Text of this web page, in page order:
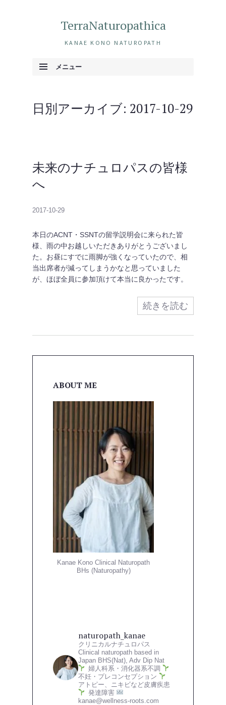
TerraNaturopathica
KANAE KONO NATUROPATH
メニュー
日別アーカイブ: 2017-10-29
未来のナチュロパスの皆様
へ
2017-10-29
本日のACNT・SSNTの留学説明会に来られた皆
様、雨の中お越しいただきありがとうございまし
た。お昼にすでに雨脚が強くなっていたので、相
当出席者が減ってしまうかなと思っていました
が、ほぼ全員に参加頂けて本当に良かったです。
続きを読む
ABOUT ME
Kanae Kono Clinical Naturopath
BHs (Naturopathy)
naturopath_kanae
クリニカルナチュロパス
Clinical naturopath based in
Japan BHS(Nat), Adv Dip Nat
婦人科系・消化器系不調
不妊・プレコンセプション
アトピー、ニキビなど皮膚疾患
発達障害
kanae@wellness-roots.com